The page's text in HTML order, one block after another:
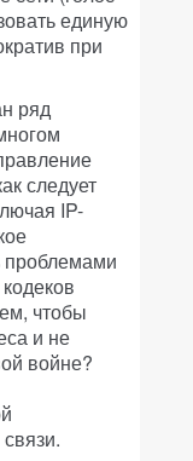
единую
при
ряд
следует
IP-
проблемами
чтобы
и не
войне?